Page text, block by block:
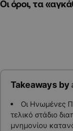
Οι όροι, τα
Takeaways by
Οι Ηνωμένες
τελικό στάδιο
μνημονίου